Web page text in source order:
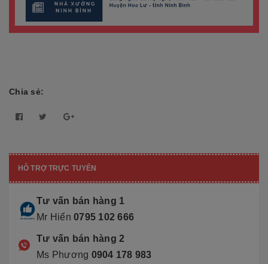
Chia sẻ:
HỖ TRỢ TRỰC TUYẾN
Tư vấn bán hàng 1
Mr Hiển 0795 102 666
Tư vấn bán hàng 2
Ms Phương 0904 178 983